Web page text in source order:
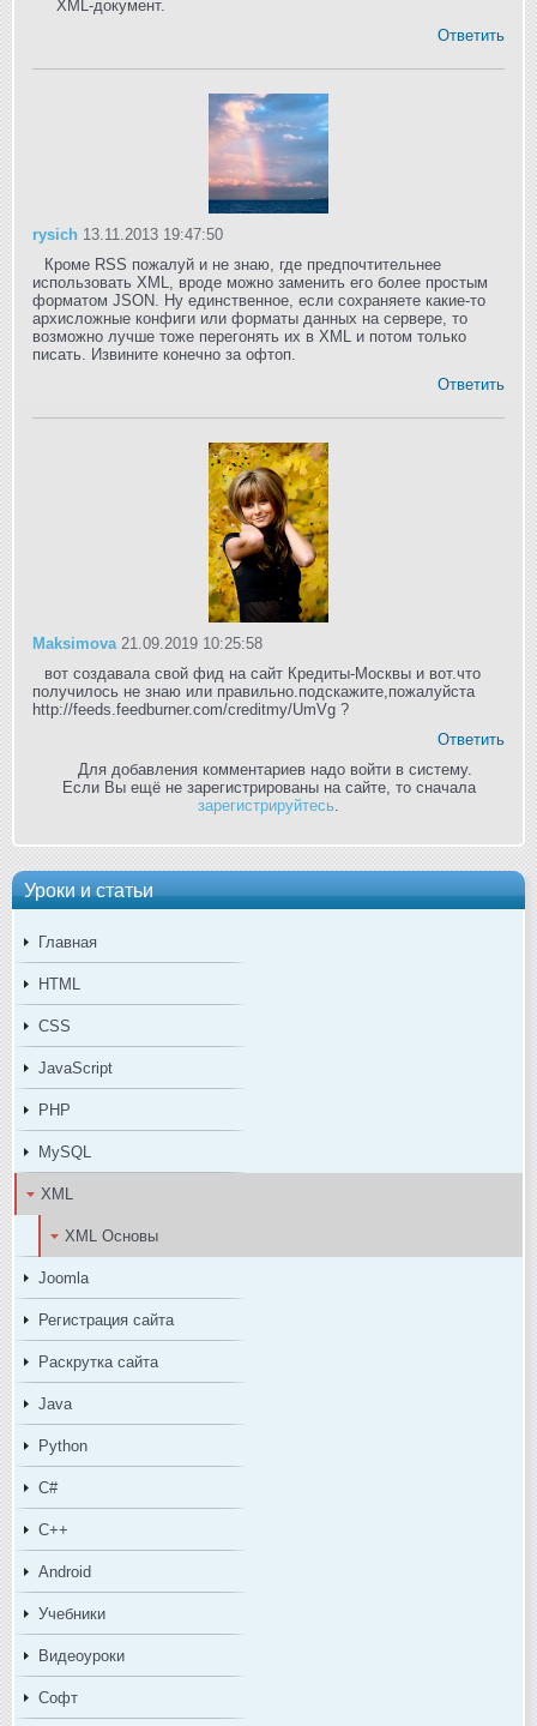
Уроки и статьи
Главная
HTML
CSS
JavaScript
PHP
MySQL
XML
XML Основы
Joomla
Регистрация сайта
Раскрутка сайта
Java
Python
C#
C++
Android
Учебники
Видеоуроки
Софт
XML-документ.
Ответить
rysich 13.11.2013 19:47:50
Кроме RSS пожалуй и не знаю, где предпочтительнее
использовать XML, вроде можно заменить его более простым
форматом JSON. Ну единственное, если сохраняете какие-то
архисложные конфиги или форматы данных на сервере, то
возможно лучше тоже перегонять их в XML и потом только
писать. Извините конечно за офтоп.
Ответить
Maksimova 21.09.2019 10:25:58
вот создавала свой фид на сайт Кредиты-Москвы и вот.что
получилось не знаю или правильно.подскажите,пожалуйста
http://feeds.feedburner.com/creditmy/UmVg ?
Ответить
Для добавления комментариев надо войти в систему.
Если Вы ещё не зарегистрированы на сайте, то сначала
зарегистрируйтесь